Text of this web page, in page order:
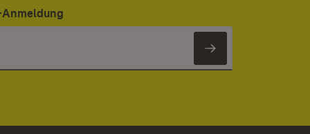
Newsletter